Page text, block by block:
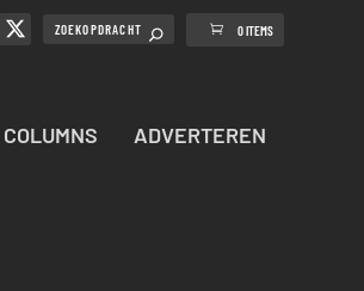
0 ITEMS
COLUMNS ADVERTEREN